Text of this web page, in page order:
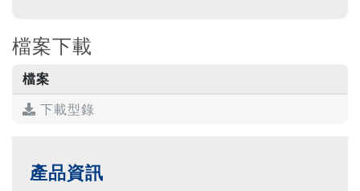
檔案下載
檔案
下載型錄
產品資訊